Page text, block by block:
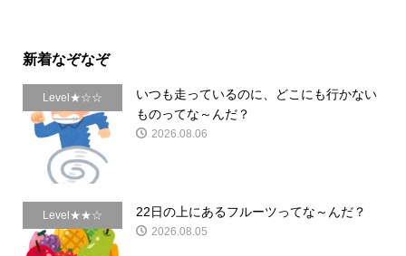
新着なぞなぞ
Level★☆☆
いつも走っているのに、どこにも行かない
ものってな～んだ？
2026.08.06
Level★★☆ 22日の上にあるフルーツってな～んだ？
2026.08.05